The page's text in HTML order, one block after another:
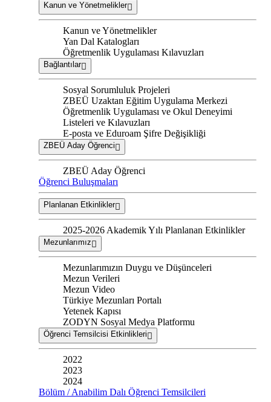
Kanun ve Yönetmelikler
Kanun ve Yönetmelikler
Yan Dal Katalogları
Öğretmenlik Uygulaması Kılavuzları
Bağlantılar
Sosyal Sorumluluk Projeleri
ZBEÜ Uzaktan Eğitim Uygulama Merkezi
Öğretmenlik Uygulaması ve Okul Deneyimi
Listeleri ve Kılavuzları
E-posta ve Eduroam Şifre Değişikliği
ZBEÜ Aday Öğrenci
ZBEÜ Aday Öğrenci
Öğrenci Buluşmaları
Planlanan Etkinlikler
2025-2026 Akademik Yılı Planlanan Etkinlikler
Mezunlarımız
Mezunlarımızın Duygu ve Düşünceleri
Mezun Verileri
Mezun Video
Türkiye Mezunları Portalı
Yetenek Kapısı
ZODYN Sosyal Medya Platformu
Öğrenci Temsilcisi Etkinlikleri
2022
2023
2024
Bölüm / Anabilim Dalı Öğrenci Temsilcileri